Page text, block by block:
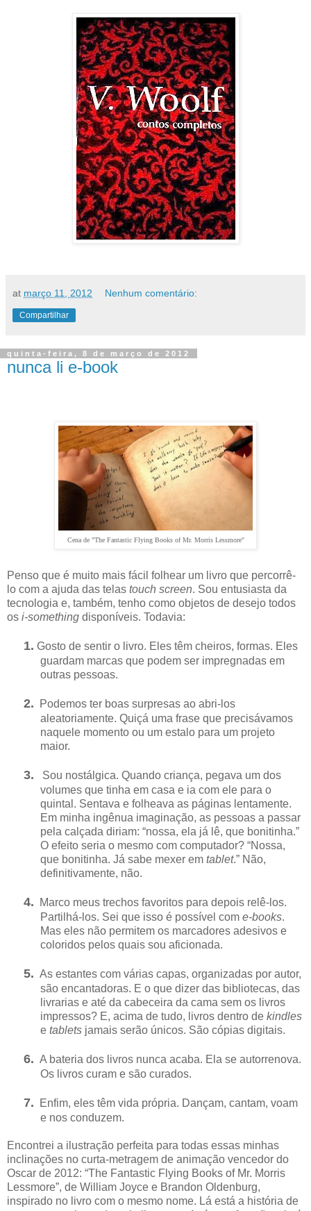
at março 11, 2012 Nenhum comentário:
Compartilhar
quinta-feira, 8 de março de 2012
nunca li e-book
Cena de "The Fantastic Flying Books of Mr. Morris Lessmore"
Penso que é muito mais fácil folhear um livro que percorrê-
lo com a ajuda das telas touch screen. Sou entusiasta da
tecnologia e, também, tenho como objetos de desejo todos
os i-something disponíveis. Todavia:
1. Gosto de sentir o livro. Eles têm cheiros, formas. Eles
guardam marcas que podem ser impregnadas em
outras pessoas.
2.
Podemos ter boas surpresas ao abri-los
aleatoriamente. Quiçá uma frase que precisávamos
naquele momento ou um estalo para um projeto
maior.
3.
Sou nostálgica. Quando criança, pegava um dos
volumes que tinha em casa e ia com ele para o
quintal. Sentava e folheava as páginas lentamente.
Em minha ingênua imaginação, as pessoas a passar
pela calçada diriam: “nossa, ela já lê, que bonitinha.”
O efeito seria o mesmo com computador? “Nossa,
que bonitinha. Já sabe mexer em tablet.” Não,
definitivamente, não.
4.
Marco meus trechos favoritos para depois relê-los.
Partilhá-los. Sei que isso é possível com e-books.
Mas eles não permitem os marcadores adesivos e
coloridos pelos quais sou aficionada.
5. As estantes com várias capas, organizadas por autor,
são encantadoras. E o que dizer das bibliotecas, das
livrarias e até da cabeceira da cama sem os livros
impressos? E, acima de tudo, livros dentro de kindles
e tablets jamais serão únicos. São cópias digitais.
6. A bateria dos livros nunca acaba. Ela se autorrenova.
Os livros curam e são curados.
7.
Enfim, eles têm vida própria. Dançam, cantam, voam
e nos conduzem.
Encontrei a ilustração perfeita para todas essas minhas
inclinações no curta-metragem de animação vencedor do
Oscar de 2012: “The Fantastic Flying Books of Mr. Morris
Lessmore”, de William Joyce e Brandon Oldenburg,
inspirado no livro com o mesmo nome. Lá está a história de